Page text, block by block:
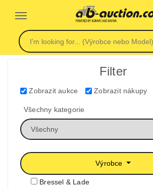
Filter
Zobrazit aukce Zobrazit nákupy
Všechny kategorie
Výrobce
Bressel & Lade